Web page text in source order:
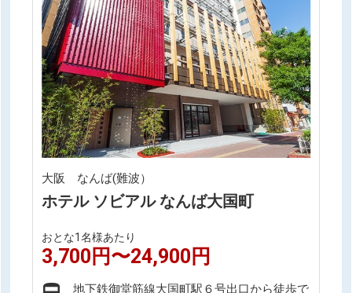
大阪 なんば(難波）
ホテル ソビアル なんば大国町
おとな1名様あたり
3,700円〜24,900円
地下鉄御堂筋線大国町駅６号出口から徒歩で